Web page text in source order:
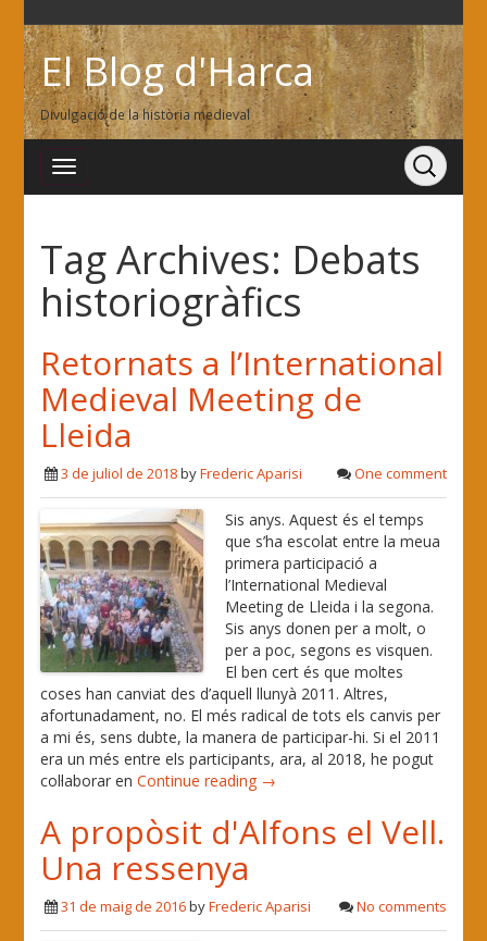
El Blog d'Harca
Divulgació de la història medieval
Tag Archives: Debats
historiogràfics
Retornats a l’International
Medieval Meeting de
Lleida
3 de juliol de 2018byFrederic Aparisi One comment
Sis anys. Aquest és el temps
que s’ha escolat entre la meua
primera participació a
l’International Medieval
Meeting de Lleida i la segona.
Sis anys donen per a molt, o
per a poc, segons es visquen.
El ben cert és que moltes
coses han canviat des d’aquell llunyà 2011. Altres,
afortunadament, no. El més radical de tots els canvis per
a mi és, sens dubte, la manera de participar-hi. Si el 2011
era un més entre els participants, ara, al 2018, he pogut
col·laborar enContinue reading →
A propòsit d'Alfons el Vell.
Una ressenya
31 de maig de 2016byFrederic Aparisi No comments